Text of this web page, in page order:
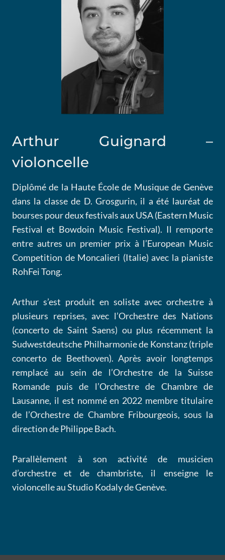
Arthur Guignard –
violoncelle
Diplômé de la Haute École de Musique de Genève
dans la classe de D. Grosgurin, il a été lauréat de
bourses pour deux festivals aux USA (Eastern Music
Festival et Bowdoin Music Festival). Il remporte
entre autres un premier prix à l’European Music
Competition de Moncalieri (Italie) avec la pianiste
RohFei Tong.
Arthur s’est produit en soliste avec orchestre à
plusieurs reprises, avec l’Orchestre des Nations
(concerto de Saint Saens) ou plus récemment la
Sudwestdeutsche Philharmonie de Konstanz (triple
concerto de Beethoven). Après avoir longtemps
remplacé au sein de l’Orchestre de la Suisse
Romande puis de l’Orchestre de Chambre de
Lausanne, il est nommé en 2022 membre titulaire
de l’Orchestre de Chambre Fribourgeois, sous la
direction de Philippe Bach.
Parallèlement à son activité de musicien
d’orchestre et de chambriste, il enseigne le
violoncelle au Studio Kodaly de Genève.